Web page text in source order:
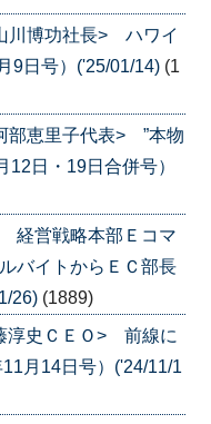
川博功社長> ハワイ
9日号）('25/01/14) (1
恵里子代表> ”本物
12日・19日合併号）
経営戦略本部Ｅコマ
イトからＥＣ部長
26) (1889)
淳史ＣＥＯ> 前線に
月14日号）('24/11/1